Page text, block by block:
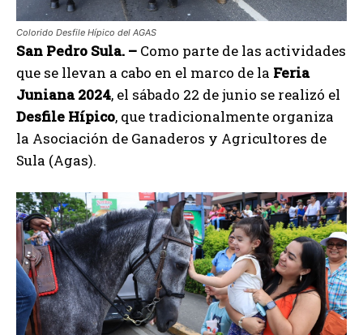
Colorido Desfile Hípico del AGAS
San Pedro Sula. – Como parte de las actividades
que se llevan a cabo en el marco de la Feria
Juniana 2024, el sábado 22 de junio se realizó el
Desfile Hípico, que tradicionalmente organiza
la Asociación de Ganaderos y Agricultores de
Sula (Agas).